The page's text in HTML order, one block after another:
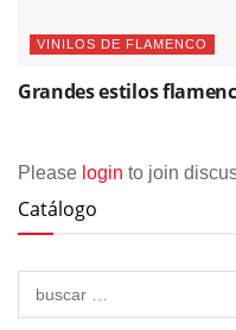
VINILOS DE FLAMENCO
Grandes estilos
Please login to join
Catálogo